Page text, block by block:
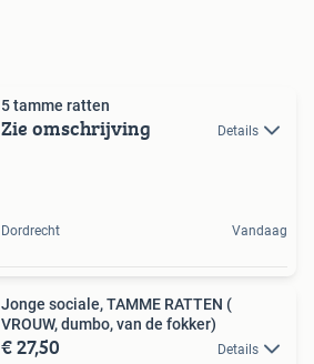
5 tamme ratten
Zie omschrijving Details
Dordrecht Vandaag
Jonge sociale, TAMME RATTEN (
VROUW, dumbo, van de fokker)
€ 27,50 Details